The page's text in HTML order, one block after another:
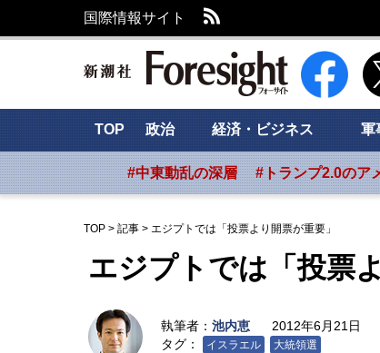
国際情報サイト
新潮社
TOP 政治 経済・ビジネス 軍
#中東動乱の深層 #トランプ2.0のア
TOP > 記事 > エジプトでは「投票より開票が重要」
エジプトでは「投票
執筆者： 池内恵
2012年6月21日
タグ：
イスラエル 大統領選